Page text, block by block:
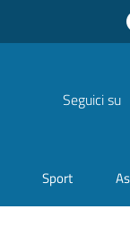
Seguici su
Sport